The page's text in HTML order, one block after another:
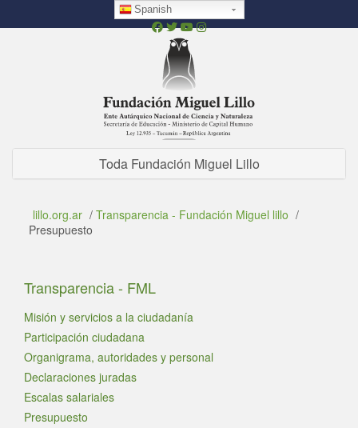
Spanish
Toda Fundación Miguel Lillo
lillo.org.ar / Transparencia - Fundación Miguel lillo /
Presupuesto
Transparencia - FML
Misión y servicios a la ciudadanía
Participación ciudadana
Organigrama, autoridades y personal
Declaraciones juradas
Escalas salariales
Presupuesto